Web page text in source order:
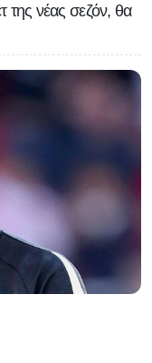
της νέας σεζόν, θα